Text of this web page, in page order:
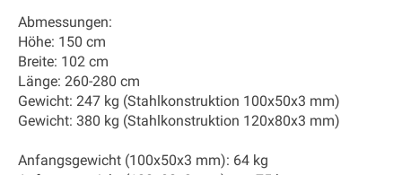
Abmessungen:
Höhe: 150 cm
Breite: 102 cm
Länge: 260-280 cm
Gewicht: 247 kg (Stahlkonstruktion 100x50x3 mm)
Gewicht: 380 kg (Stahlkonstruktion 120x80x3 mm)
Anfangsgewicht (100x50x3 mm): 64 kg